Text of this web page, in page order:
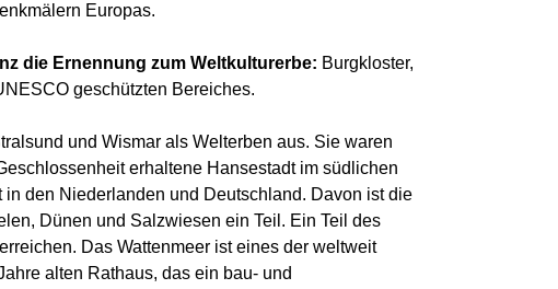
Europas.
die Ernennung zum Weltkulturerbe: Burgkloster,
geschützten Bereiches.
und Wismar als Welterben aus. Sie waren
erhaltene Hansestadt im südlichen
den Niederlanden und Deutschland. Davon ist die
Dünen und Salzwiesen ein Teil. Ein Teil des
Das Wattenmeer ist eines der weltweit
alten Rathaus, das ein bau- und